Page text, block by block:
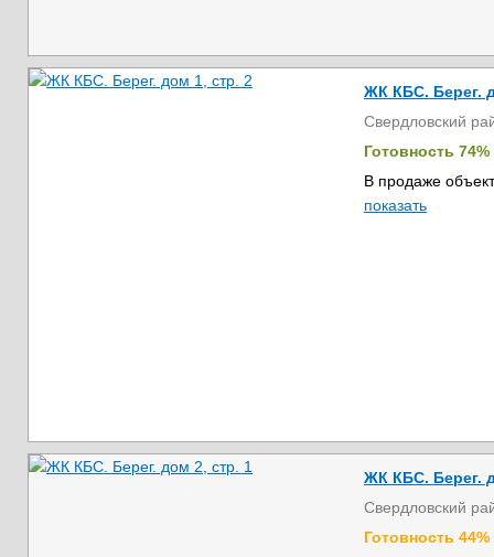
ЖК КБС. Берег.
Свердловский
Готовность 74%
В продаже
показать
ЖК КБС. Берег.
Свердловский
Готовность 44%